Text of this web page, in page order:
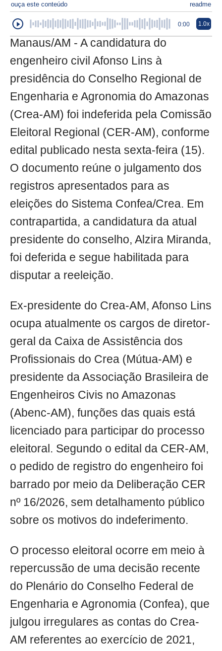
ouça este conteúdo readme
0:00 1.0x
Manaus/AM - A candidatura do
engenheiro civil Afonso Lins à
presidência do Conselho Regional de
Engenharia e Agronomia do Amazonas
(Crea-AM) foi indeferida pela Comissão
Eleitoral Regional (CER-AM), conforme
edital publicado nesta sexta-feira (15).
O documento reúne o julgamento dos
registros apresentados para as
eleições do Sistema Confea/Crea. Em
contrapartida, a candidatura da atual
presidente do conselho, Alzira Miranda,
foi deferida e segue habilitada para
disputar a reeleição.
Ex-presidente do Crea-AM, Afonso Lins
ocupa atualmente os cargos de diretor-
geral da Caixa de Assistência dos
Profissionais do Crea (Mútua-AM) e
presidente da Associação Brasileira de
Engenheiros Civis no Amazonas
(Abenc-AM), funções das quais está
licenciado para participar do processo
eleitoral. Segundo o edital da CER-AM,
o pedido de registro do engenheiro foi
barrado por meio da Deliberação CER
nº 16/2026, sem detalhamento público
sobre os motivos do indeferimento.
O processo eleitoral ocorre em meio à
repercussão de uma decisão recente
do Plenário do Conselho Federal de
Engenharia e Agronomia (Confea), que
julgou irregulares as contas do Crea-
AM referentes ao exercício de 2021,